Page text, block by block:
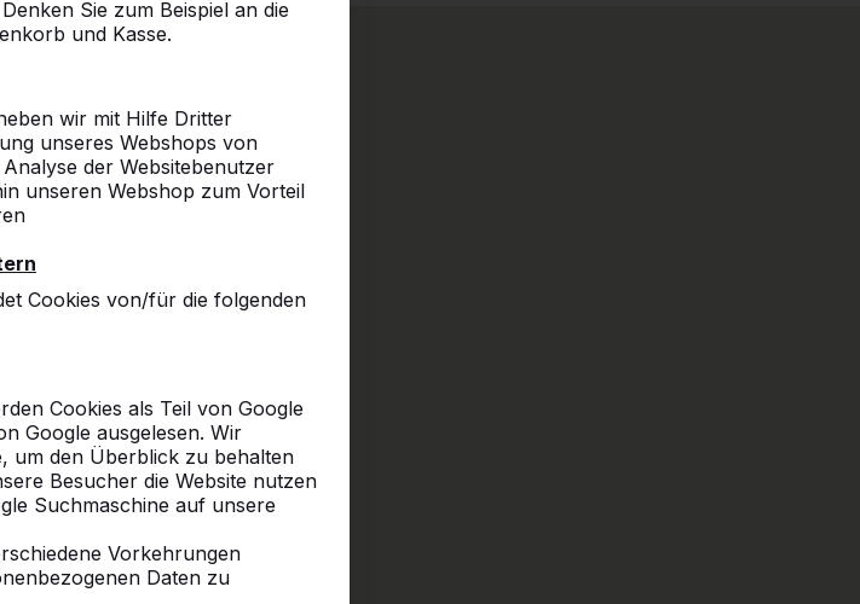
Sie zum Beispiel an die
und Kasse.
wir mit Hilfe Dritter
unseres Webshops von
der Websitebenutzer
unseren Webshop zum Vorteil
Cookies von/für die folgenden
Cookies als Teil von Google
Google ausgelesen. Wir
um den Überblick zu behalten
Besucher die Website nutzen
Suchmaschine auf unsere
Vorkehrungen
Daten zu